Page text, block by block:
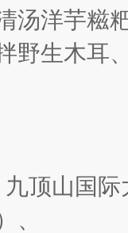
汤洋芋糍
野生木耳
山国际大
、